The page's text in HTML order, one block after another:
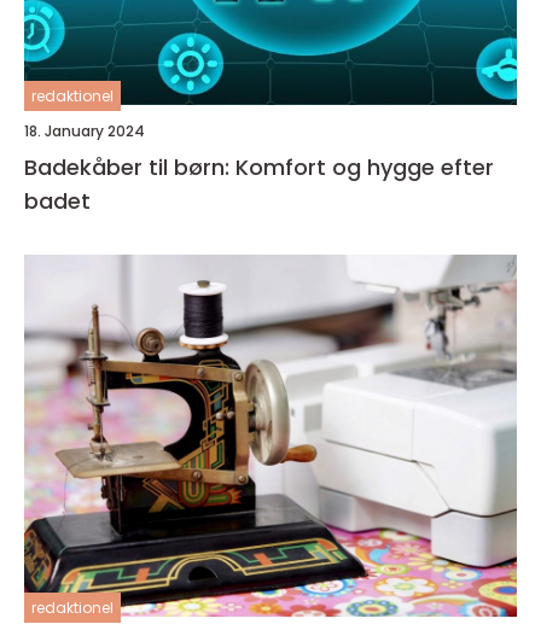
redaktionel
18. January 2024
Badekåber til børn: Komfort og hygge efter
badet
redaktionel